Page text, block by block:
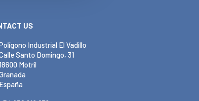
US
Industrial El Vadillo
Santo Domingo, 31
Motril
España